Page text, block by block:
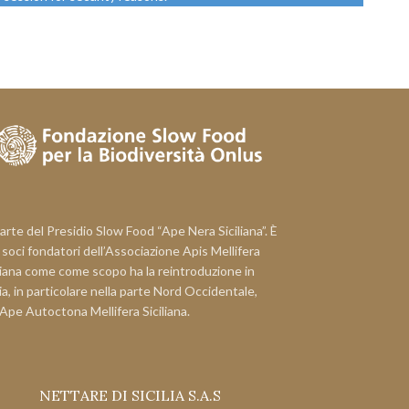
del Presidio Slow Food “Ape Nera Siciliana”. È
fondatori dell’Associazione Apis Mellifera
come come scopo ha la reintroduzione in
in particolare nella parte Nord Occidentale,
Autoctona Mellifera Siciliana.
NETTARE DI SICILIA S.A.S